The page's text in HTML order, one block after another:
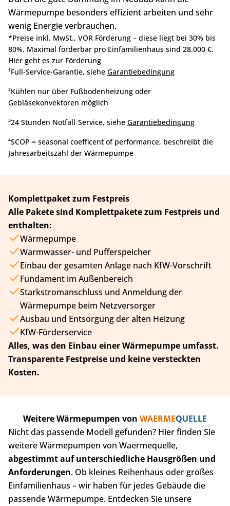
Wärmepumpe besonders effizient arbeiten und sehr
wenig Energie verbrauchen.
*Preise inkl. MwSt., VOR Förderung – diese liegt bei 30% bis
80%. Maximal förderbar pro Einfamilienhaus sind 28.000 €.
Hier geht es zur Förderung
¹Full-Service-Garantie, siehe Garantiebedingung
²Kühlen nur über Fußbodenheizung oder
Gebläsekonvektoren möglich
³24 Stunden Notfall-Service, siehe Garantiebedingung
⁴SCOP = seasonal coefficent of performance, beschreibt die
Jahresarbeitszahl der Wärmepumpe
Komplettpaket zum Festpreis
Alle Pakete sind Komplettpakete zum Festpreis und
enthalten:
Wärmepumpe
Warmwasser- und Pufferspeicher
Einbau der gesamten Anlage nach KfW-Vorschrift
Fundament im Außenbereich
Starkstromanschluss und Anmeldung der
Wärmepumpe beim Netzversorger
Ausbau und Entsorgung der alten Heizung
KfW-Förderservice
Alles, was den Einbau einer Wärmepumpe umfasst.
Transparente Festpreise und keine versteckten
Kosten.
Weitere Wärmepumpen von WAERMEQUELLE
Nicht das passende Modell gefunden? Hier finden Sie
weitere Wärmepumpen von Waermequelle,
abgestimmt auf unterschiedliche Hausgrößen und
Anforderungen. Ob kleines Reihenhaus oder großes
Einfamilienhaus – wir haben für jedes Gebäude die
passende Wärmepumpe. Entdecken Sie unsere